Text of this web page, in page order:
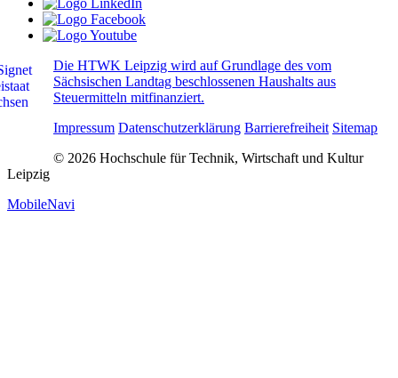
Die HTWK Leipzig wird auf Grundlage des vom
Sächsischen Landtag beschlossenen Haushalts aus
Steuermitteln mitfinanziert.
Impressum Datenschutzerklärung Barrierefreiheit Sitemap
© 2026 Hochschule für Technik, Wirtschaft und Kultur
Leipzig
MobileNavi